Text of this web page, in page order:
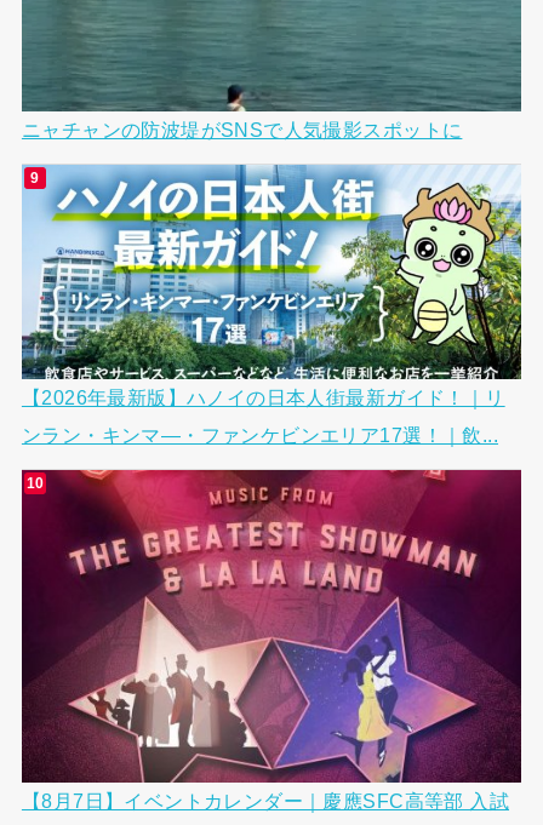
ニャチャンの防波堤がSNSで人気撮影スポットに
【2026年最新版】ハノイの日本人街最新ガイド！｜リ
ンラン・キンマ―・ファンケビンエリア17選！｜飲...
【8月7日】イベントカレンダー｜慶應SFC高等部 入試